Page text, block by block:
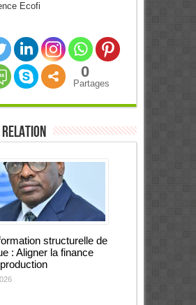
Ecofi
0
Partages
relation
structurelle de
: Aligner la finance